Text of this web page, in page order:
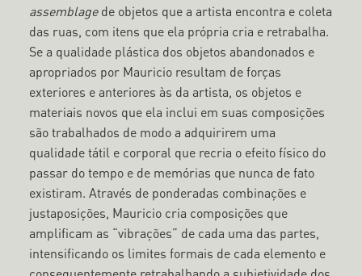
assemblagede objetos que a artista encontra e coleta
das ruas, com itens que ela própria cria e retrabalha.
Se a qualidade plástica dos objetos abandonados e
apropriados por Mauricio resultam de forças
exteriores e anteriores às da artista, os objetos e
materiais novos que ela inclui em suas composições
são trabalhados de modo a adquirirem uma
qualidade tátil e corporal que recria o efeito físico do
passar do tempo e de memórias que nunca de fato
existiram. Através de ponderadas combinações e
justaposições, Mauricio cria composições que
amplificam as “vibrações” de cada uma das partes,
intensificando os limites formais de cada elemento e